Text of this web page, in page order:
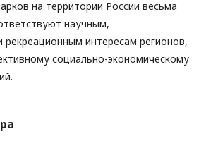
на территории России весьма
научным,
интересам регионов,
социально-экономическому